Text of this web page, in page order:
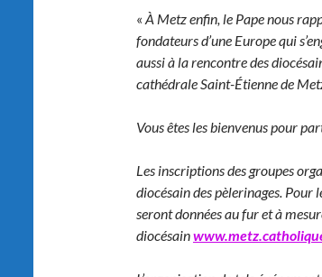
« À Metz enfin, le Pape nous
fondateurs d’une Europe qui
aussi à la rencontre des
cathédrale Saint-Étienne de
Vous êtes les bienvenus pour
Les inscriptions des groupes
diocésain des pèlerinages. Pour
seront données au fur et à
diocésain